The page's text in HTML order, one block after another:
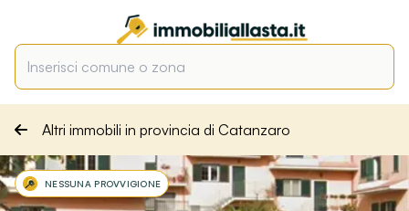
Altri immobili in provincia di Catanzaro
NESSUNA PROVVIGIONE